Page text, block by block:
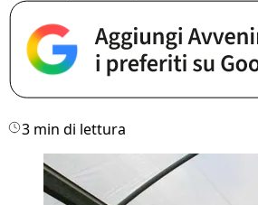
3 min di lettura